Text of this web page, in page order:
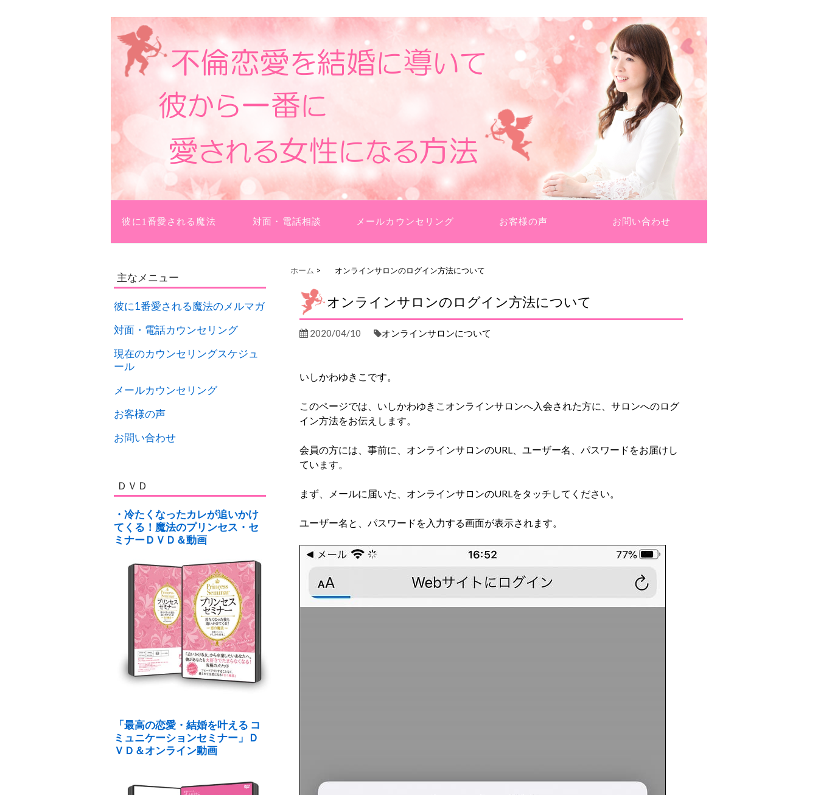
不倫恋愛を結婚に導いて、彼から1番に愛される女性になる方法
彼に1番愛される魔法 対面・電話相談 メールカウンセリング お客様の声 お問い合わせ
ホーム > オンラインサロンのログイン方法について
オンラインサロンのログイン方法について
2020/04/10 オンラインサロンについて
いしかわゆきこです。
このページでは、いしかわゆきこオンラインサロンへ入会された方に、サロンへのログ
イン方法をお伝えします。
会員の方には、事前に、オンラインサロンのURL、ユーザー名、パスワードをお届けし
ています。
まず、メールに届いた、オンラインサロンのURLをタッチしてください。
ユーザー名と、パスワードを入力する画面が表示されます。
主なメニュー
彼に1番愛される魔法のメルマガ
対面・電話カウンセリング
現在のカウンセリングスケジュ
ール
メールカウンセリング
お客様の声
お問い合わせ
ＤＶＤ
・冷たくなったカレが追いかけ
てくる！魔法のプリンセス・セ
ミナーＤＶＤ＆動画
「最高の恋愛・結婚を叶える コ
ミュニケーションセミナー」Ｄ
ＶＤ＆オンライン動画